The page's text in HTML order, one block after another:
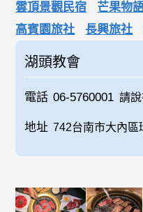
雲頂景觀民宿
芒果物
高賓園旅社
長興旅社
湖頭教會
電話 06-5760001 請
地址 742台南市大內區